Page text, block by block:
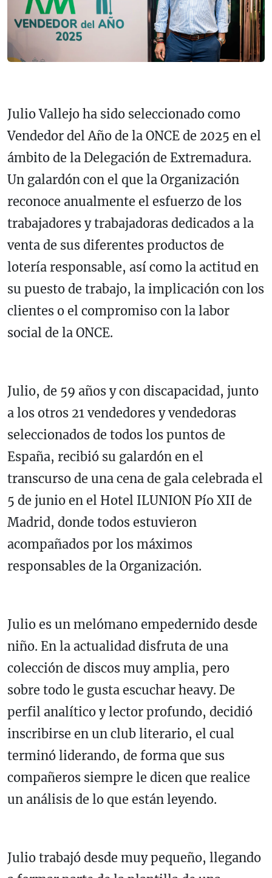
Julio Vallejo ha sido seleccionado como
Vendedor del Año de la ONCE de 2025 en el
ámbito de la Delegación de Extremadura.
Un galardón con el que la Organización
reconoce anualmente el esfuerzo de los
trabajadores y trabajadoras dedicados a la
venta de sus diferentes productos de
lotería responsable, así como la actitud en
su puesto de trabajo, la implicación con los
clientes o el compromiso con la labor
social de la ONCE.
Julio, de 59 años y con discapacidad, junto
a los otros 21 vendedores y vendedoras
seleccionados de todos los puntos de
España, recibió su galardón en el
transcurso de una cena de gala celebrada el
5 de junio en el Hotel ILUNION Pío XII de
Madrid, donde todos estuvieron
acompañados por los máximos
responsables de la Organización.
Julio es un melómano empedernido desde
niño. En la actualidad disfruta de una
colección de discos muy amplia, pero
sobre todo le gusta escuchar heavy. De
perfil analítico y lector profundo, decidió
inscribirse en un club literario, el cual
terminó liderando, de forma que sus
compañeros siempre le dicen que realice
un análisis de lo que están leyendo.
Julio trabajó desde muy pequeño, llegando